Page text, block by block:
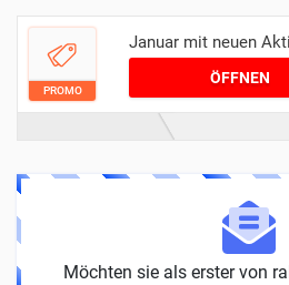
PROMO
Januar mit neuen
ÖFFNEN
Möchten sie als erster von